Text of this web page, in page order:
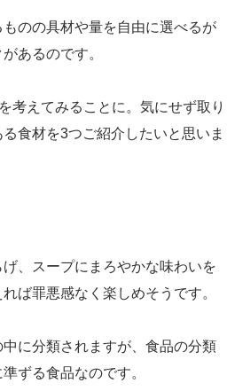
のの具材や量を自由に選べるが
あるのです。
考えてみることに。気にせず取り
食材を3つご紹介したいと思いま
、スープにまろやかな味わいを
ば罪悪感なく楽しめそうです。
に分類されますが、食品の分類
ずる食品なのです。